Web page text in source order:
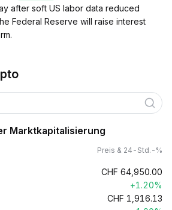
after soft US labor data reduced
Federal Reserve will raise interest
Marktkapitalisierung
Preis & 24-Std.-%
CHF 64,950.00
+1.20%
CHF 1,916.13